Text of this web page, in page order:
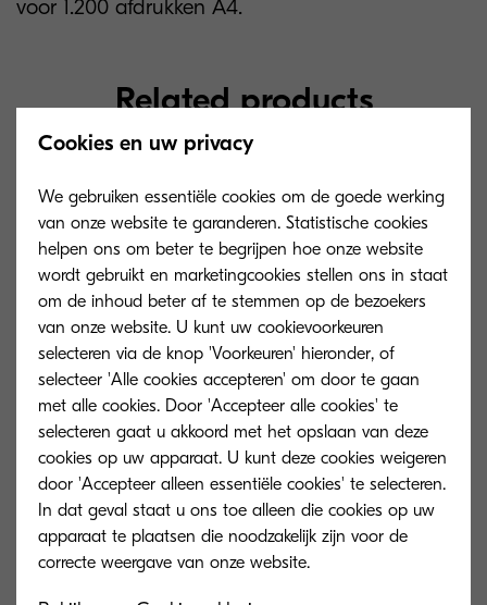
voor 1.200 afdrukken A4.
Related products
TK-5220Y
Yellow toner yield 3,000 pages in
accordance with ISO /IEC 19798.
Cookies en uw privacy
We gebruiken essentiële cookies om de goede werking
van onze website te garanderen. Statistische cookies
helpen ons om beter te begrijpen hoe onze website
wordt gebruikt en marketingcookies stellen ons in staat
om de inhoud beter af te stemmen op de bezoekers
van onze website. U kunt uw cookievoorkeuren
selecteren via de knop 'Voorkeuren' hieronder, of
selecteer 'Alle cookies accepteren' om door te gaan
met alle cookies. Door 'Accepteer alle cookies' te
selecteren gaat u akkoord met het opslaan van deze
cookies op uw apparaat. U kunt deze cookies weigeren
door 'Accepteer alleen essentiële cookies' te selecteren.
In dat geval staat u ons toe alleen die cookies op uw
apparaat te plaatsen die noodzakelijk zijn voor de